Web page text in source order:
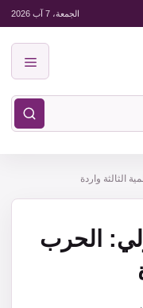
الجمعة، 7 آب 2026
الثالثة واردة
الحرب